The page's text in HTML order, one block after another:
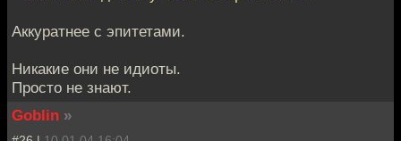
Аккуратнее с эпитетами.
Никакие они не идиоты.
Просто не знают.
Goblin »